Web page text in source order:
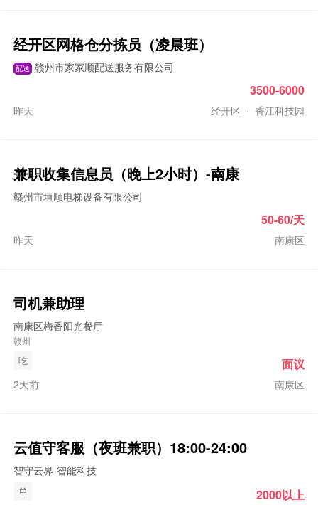
经开区网格仓分拣员（凌晨班）
配送 赣州市家家顺配送服务有限公司
昨天 经开区 · 香江科技园
3500-6000
兼职收集信息员（晚上2小时）-南康
赣州市垣顺电梯设备有限公司
昨天 南康区
50-60/天
司机兼助理
南康区梅香阳光餐厅
赣州
吃
2天前 南康区
面议
云值守客服（夜班兼职）18:00-24:00
智守云界-智能科技
单 2000以上